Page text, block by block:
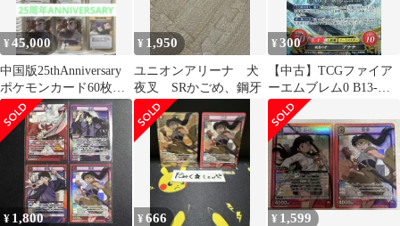
¥45,000
中国版25thAnniversary
ポケモンカード60枚セ
ット デッキケース付
き
¥ 1,950
ユニオンアリーナ 犬
夜叉 SRかごめ、鋼牙
¥300
【中古】TCGファイア
ーエムブレム0 B13-
073SR[SR]：報恩の牙
アテナ
¥ 1,800 ¥666 ¥ 1,599